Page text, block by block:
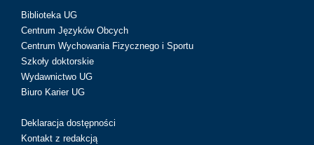
Biblioteka UG
Centrum Języków Obcych
Centrum Wychowania Fizycznego i Sportu
Szkoły doktorskie
Wydawnictwo UG
Biuro Karier UG
Deklaracja dostępności
Kontakt z redakcją